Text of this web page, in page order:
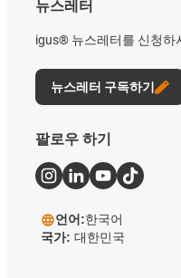
뉴스레터
igus® 뉴스레터를 신청하
뉴스레터 구독하기
팔로우 하기
언어:한국어
국가: 대한민국